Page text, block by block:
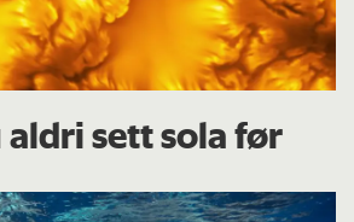
aldri sett sola før